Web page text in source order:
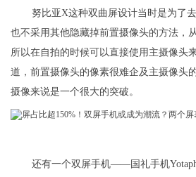
努比亚X这种双曲屏设计当时是为了
也不采用其他隐藏掉前置摄像头的方法，
所以在自拍的时候可以直接使用主摄像头
道，前置摄像头的像素很难企及主摄像头
摄像来说是一个很大的突破。​
还有一个双屏手机——国礼手机